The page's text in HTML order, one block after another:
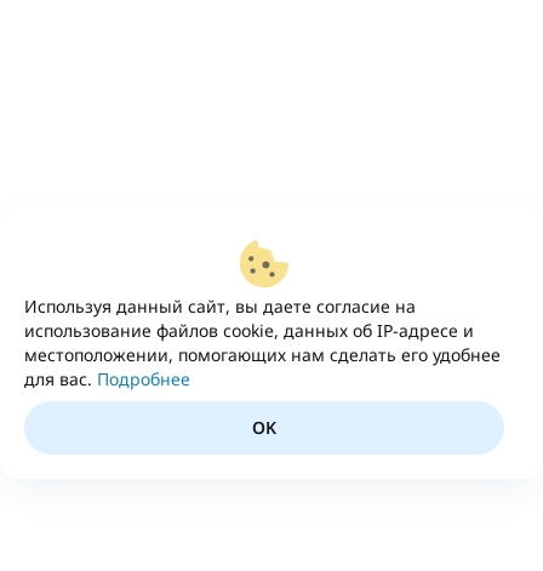
Используя данный сайт, вы даете согласие на
использование файлов cookie, данных об IP-адресе и
местоположении, помогающих нам сделать его удобнее
для вас. Подробнее
OK